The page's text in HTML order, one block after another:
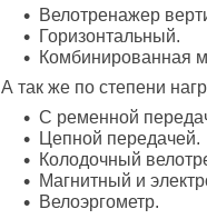
Велотренажер
Горизонтальный.
Комбинированная
А так же по степени
С ременной
Цепной передачей.
Колодочный
Магнитный и
Велоэргометр.